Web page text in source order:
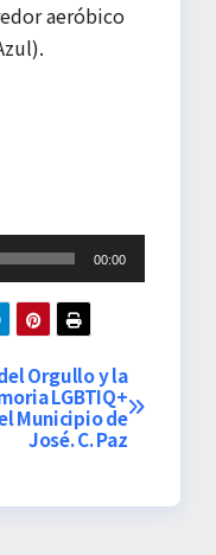
aeróbico
00:00
Orgullo y la
LGBTIQ+
Municipio de
José. C. Paz